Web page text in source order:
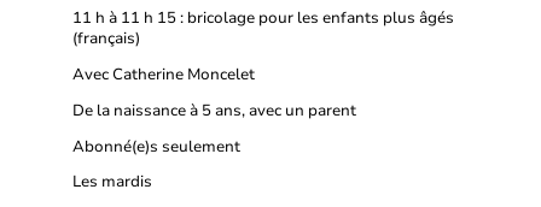
11 h à 11 h 15 : bricolage pour les enfants plus âgés
(français)
Avec Catherine Moncelet
De la naissance à 5 ans, avec un parent
Abonné(e)s seulement
Les mardis